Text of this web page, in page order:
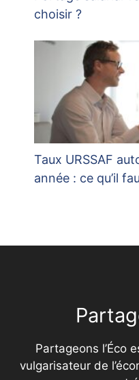
choisir ?
Taux URSSAF
année : ce qu’il
Partageons l’Éco
vulgarisateur de